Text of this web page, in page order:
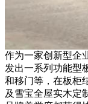
作为一家创新型企
发出一系列功能型
和移门等，在板柜
及雪宝全屋实木定